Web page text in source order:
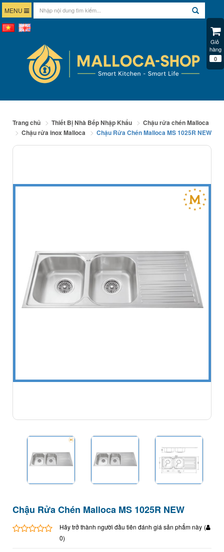
MENU
Trang chủ Thiết Bị Nhà Bếp Nhập Khẩu
Chậu rửa chén Malloca
Chậu rửa inox Malloca
Chậu Rửa Chén Malloca MS 1025R NEW
Chậu Rửa Chén Malloca MS 1025R NEW
Hãy trở thành người đầu tiên đánh giá sản phẩm này (
0)
Giỏ
hàng
0